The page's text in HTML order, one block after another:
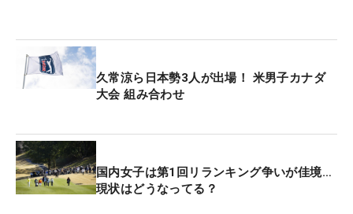
久常涼ら日本勢3人が出場！ 米男子カナダ
大会 組み合わせ
国内女子は第1回リランキング争いが佳境…
現状はどうなってる？